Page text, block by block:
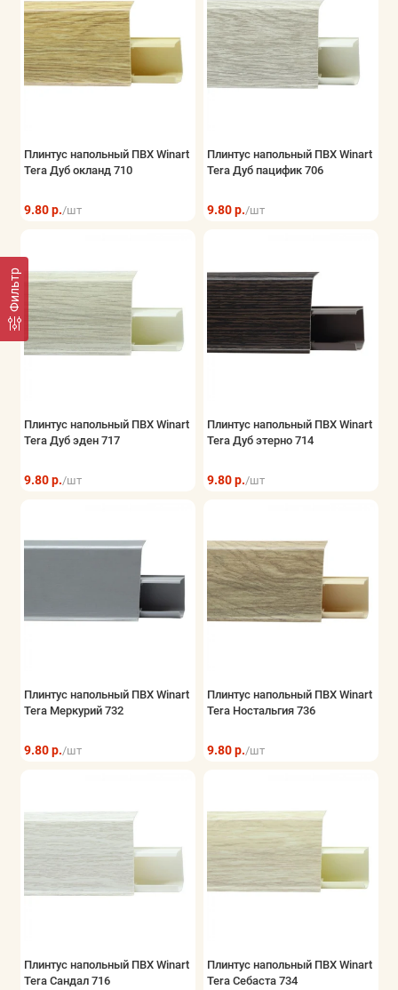
Фильтр
Плинтус напольный ПВХ Winart
Tera Дуб окланд 710
9.80 р./шт
Плинтус напольный ПВХ Winart
Tera Дуб пацифик 706
9.80 р./шт
Плинтус напольный ПВХ Winart
Tera Дуб эден 717
9.80 р./шт
Плинтус напольный ПВХ Winart
Tera Дуб этерно 714
9.80 р./шт
Плинтус напольный ПВХ Winart
Tera Меркурий 732
9.80 р./шт
Плинтус напольный ПВХ Winart
Tera Ностальгия 736
9.80 р./шт
Плинтус напольный ПВХ Winart
Tera Сандал 716
Плинтус напольный ПВХ Winart
Tera Себаста 734